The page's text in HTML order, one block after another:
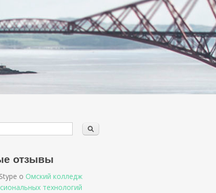
отзывы
о Омский колледж
технологий